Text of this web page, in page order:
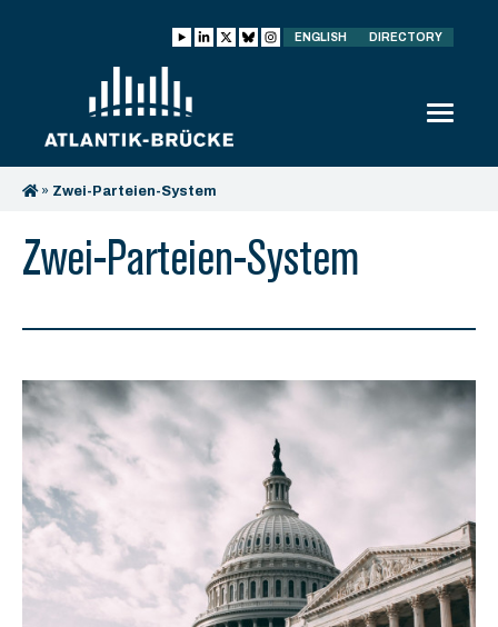
ENGLISH DIRECTORY
» Zwei-Parteien-System
Zwei-Parteien-System